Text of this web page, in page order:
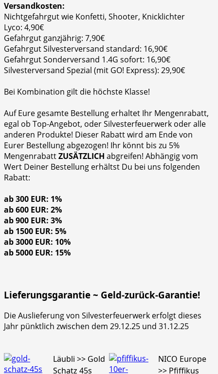
Versandkosten:
Nichtgefahrgut wie Konfetti, Shooter, Knicklichter
Lyco: 4,90€
Gefahrgut ganzjährig: 7,90€
Gefahrgut Silvesterversand standard: 16,90€
Gefahrgut Sonderversand 1.4G sofort: 16,90€
Silvesterversand Spezial (mit GO! Express): 29,90€
Bei Kombination gilt die höchste Klasse!
Auf Eure gesamte Bestellung erhaltet Ihr Mengenrabatt,
egal ob Top-Angebot, oder Silvesterfeuerwerk oder alle
anderen Produkte! Dieser Rabatt wird am Ende von
Eurer Bestellung abgezogen! Ihr könnt bis zu 5%
MengenrabattZUSÄTZLICH abgreifen! Abhängig vom
Wert Deiner Bestellung erhältst Du bei uns folgenden
Rabatt:
ab 300 EUR: 1%
ab 600 EUR: 2%
ab 900 EUR: 3%
ab 1500 EUR: 5%
ab 3000 EUR: 10%
ab 5000 EUR: 15%
Lieferungsgarantie ~ Geld-zurück-Garantie!
Die Auslieferung von Silvesterfeuerwerk erfolgt dieses
Jahr pünktlich zwischen dem 29.12.25 und 31.12.25
Läubli >> Gold
Schatz 45s
NICO Europe
>> Pfiffikus